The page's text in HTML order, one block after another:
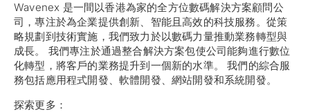
Wavenex 是一間以香港為家的全方位數碼解決方案顧問公
司，專注於為企業提供創新、智能且高效的科技服務。從策
略規劃到技術實施，我們致力於以數碼力量推動業務轉型與
成長。 我們專注於通過整合解決方案包使公司能夠進行數位
化轉型，將客戶的業務提升到一個新的水準。 我們的綜合服
務包括應用程式開發、軟體開發、網站開發和系統開發。
探索更多：